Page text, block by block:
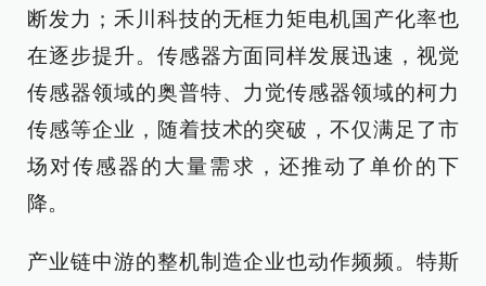
断发力；禾川科技的无框力矩电机国产化率也
在逐步提升。传感器方面同样发展迅速，视觉
传感器领域的奥普特、力觉传感器领域的柯力
传感等企业，随着技术的突破，不仅满足了市
场对传感器的大量需求，还推动了单价的下
降。
产业链中游的整机制造企业也动作频频。特斯